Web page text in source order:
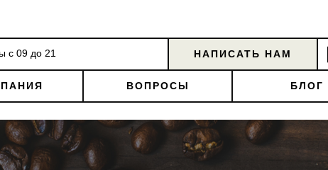
с 09 до 21
НАПИСАТЬ НАМ
ВОПРОСЫ БЛОГ
с 09 до 21
НАПИСАТЬ НАМ
ВОПРОСЫ БЛОГ